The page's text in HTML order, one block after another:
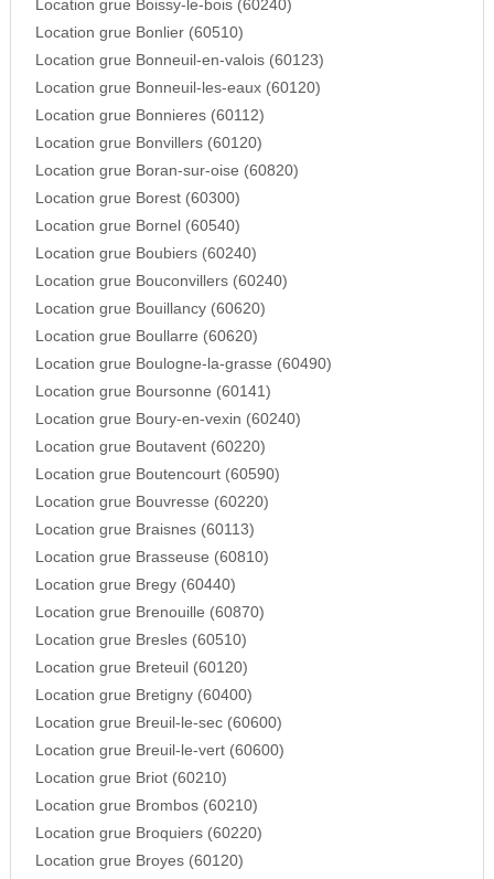
Location grue Boissy-le-bois (60240)
Location grue Bonlier (60510)
Location grue Bonneuil-en-valois (60123)
Location grue Bonneuil-les-eaux (60120)
Location grue Bonnieres (60112)
Location grue Bonvillers (60120)
Location grue Boran-sur-oise (60820)
Location grue Borest (60300)
Location grue Bornel (60540)
Location grue Boubiers (60240)
Location grue Bouconvillers (60240)
Location grue Bouillancy (60620)
Location grue Boullarre (60620)
Location grue Boulogne-la-grasse (60490)
Location grue Boursonne (60141)
Location grue Boury-en-vexin (60240)
Location grue Boutavent (60220)
Location grue Boutencourt (60590)
Location grue Bouvresse (60220)
Location grue Braisnes (60113)
Location grue Brasseuse (60810)
Location grue Bregy (60440)
Location grue Brenouille (60870)
Location grue Bresles (60510)
Location grue Breteuil (60120)
Location grue Bretigny (60400)
Location grue Breuil-le-sec (60600)
Location grue Breuil-le-vert (60600)
Location grue Briot (60210)
Location grue Brombos (60210)
Location grue Broquiers (60220)
Location grue Broyes (60120)